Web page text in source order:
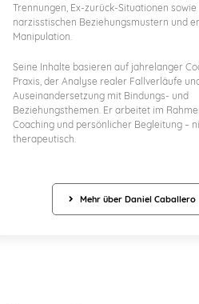
Trennungen, Ex-zurück-Situationen sowie
narzisstischen Beziehungsmustern und
Manipulation.
Seine Inhalte basieren auf jahrelanger
Praxis, der Analyse realer Fallverläufe
Auseinandersetzung mit Bindungs- und
Beziehungsthemen. Er arbeitet im
Coaching und persönlicher Begleitung –
therapeutisch.
Mehr über Daniel Caballero